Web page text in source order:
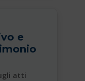
e
atti